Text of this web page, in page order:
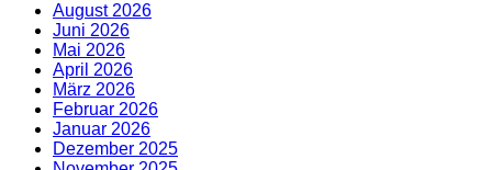
August 2026
Juni 2026
Mai 2026
April 2026
März 2026
Februar 2026
Januar 2026
Dezember 2025